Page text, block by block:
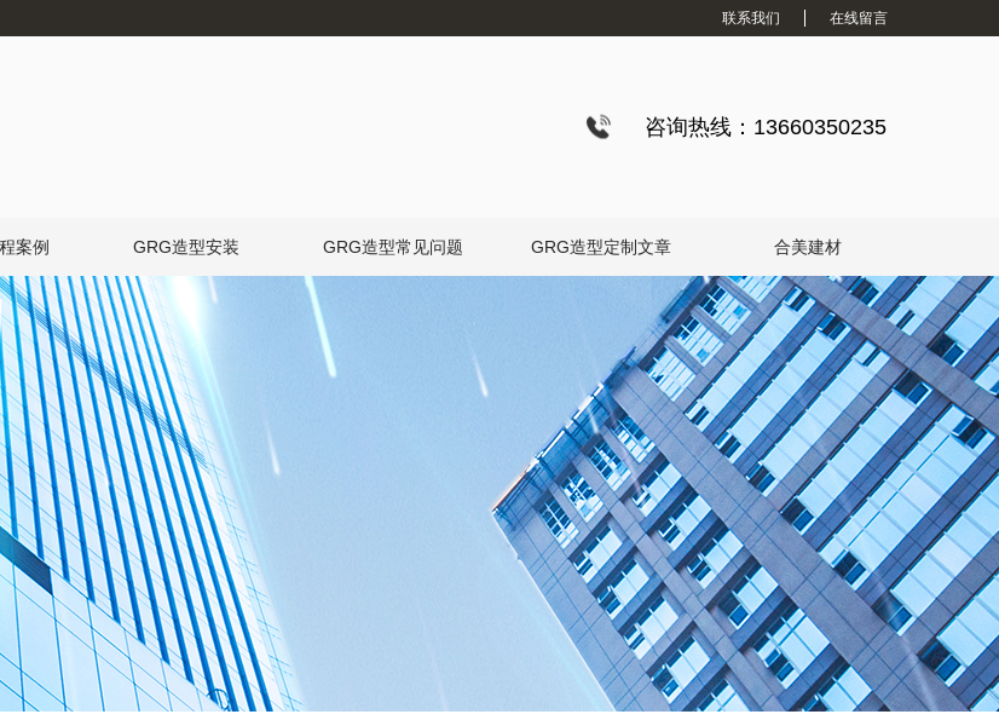
联系我们 在线留言
咨询热线：13660350235
案例 GRG造型安装 GRG造型常见问题 GRG造型定制文章 合美建材